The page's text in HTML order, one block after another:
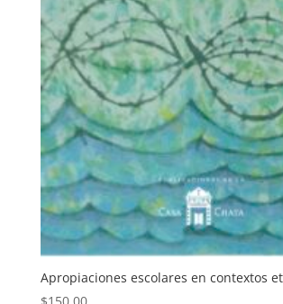
Apropiaciones escolares en contextos
$150.00